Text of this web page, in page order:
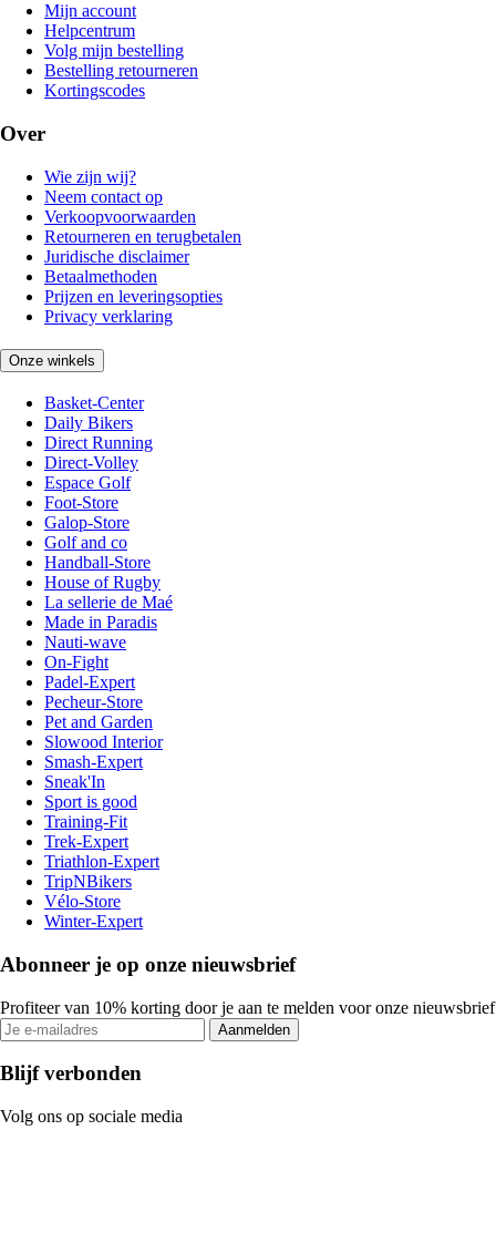
Mijn account
Helpcentrum
Volg mijn bestelling
Bestelling retourneren
Kortingscodes
Over
Wie zijn wij?
Neem contact op
Verkoopvoorwaarden
Retourneren en terugbetalen
Juridische disclaimer
Betaalmethoden
Prijzen en leveringsopties
Privacy verklaring
Onze winkels
Basket-Center
Daily Bikers
Direct Running
Direct-Volley
Espace Golf
Foot-Store
Galop-Store
Golf and co
Handball-Store
House of Rugby
La sellerie de Maé
Made in Paradis
Nauti-wave
On-Fight
Padel-Expert
Pecheur-Store
Pet and Garden
Slowood Interior
Smash-Expert
Sneak'In
Sport is good
Training-Fit
Trek-Expert
Triathlon-Expert
TripNBikers
Vélo-Store
Winter-Expert
Abonneer je op onze nieuwsbrief
Profiteer van 10% korting door je aan te melden voor onze nieuwsbrief
Aanmelden
Blijf verbonden
Volg ons op sociale media